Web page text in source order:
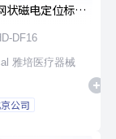
状磁电定位标测
DF16
雅培医疗器械
公司